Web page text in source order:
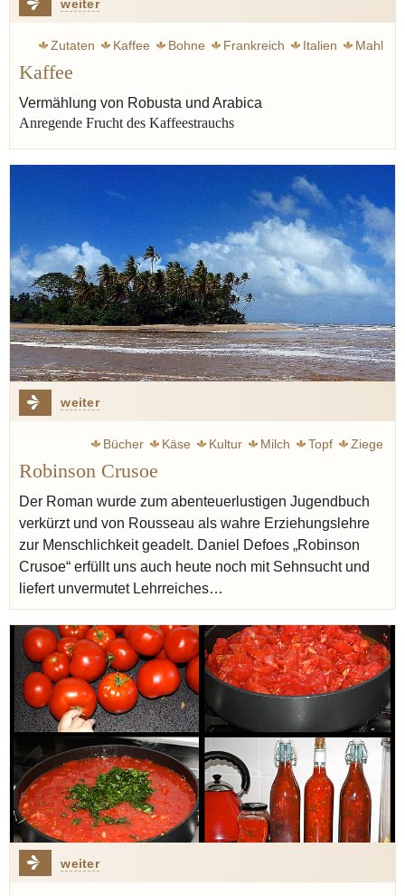
weiter
Zutaten Kaffee Bohne Frankreich Italien
Mahl
Kaffee
Vermählung von Robusta und Arabica
Anregende Frucht des Kaffeestrauchs
weiter
Bücher Käse Kultur Milch Topf
Ziege
Robinson Crusoe
Der Roman wurde zum abenteuerlustigen Jugendbuch
verkürzt und von Rousseau als wahre Erziehungslehre
zur Menschlichkeit geadelt. Daniel Defoes „Robinson
Crusoe“ erfüllt uns auch heute noch mit Sehnsucht und
liefert unvermutet Lehrreiches…
weiter